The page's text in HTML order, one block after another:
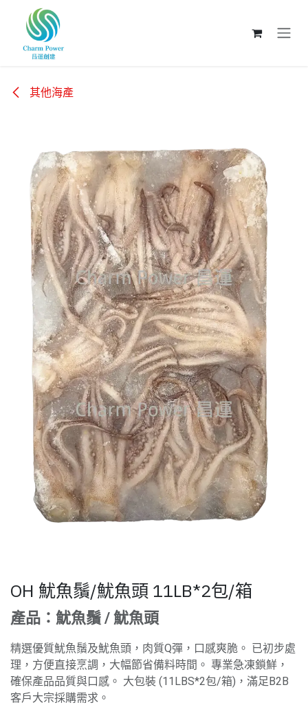
跳至內容
其他海產
OH 魷魚鬚/魷魚頭 11LB*2包/箱
產品：魷魚鬚 / 魷魚頭
精選優質魷魚鬚及魷魚頭，肉質Q彈，口感爽脆。 已初步處
理，方便直接烹調，大幅節省備料時間。 專業急凍鎖鮮，
確保產品品質與口感。 大包裝 (11LBS*2包/箱)，滿足B2B
客戶大宗採購需求。